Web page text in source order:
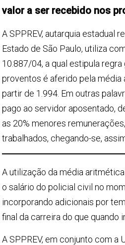
valor a ser recebido nos
A SPPREV, autarquia estadual
Estado de São Paulo, utiliza
10.887/04, a qual estipula
proventos é aferido pela
partir de 1.994. Em outras
pago ao servidor aposentado,
as 20% menores
trabalhados, chegando-se,
A utilização da média
o salário do policial civil no
incorporando adicionais por
final da carreira do que quando
A SPPREV, em conjunto com a